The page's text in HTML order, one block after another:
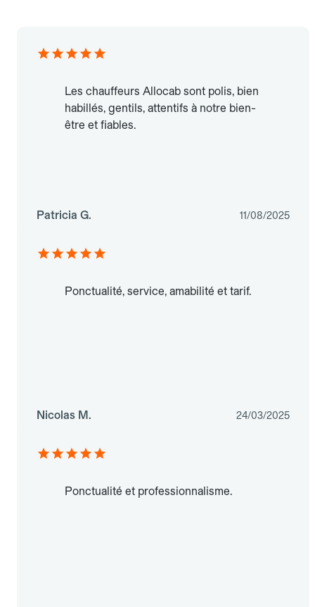
Les chauffeurs Allocab sont polis, bien
habillés, gentils, attentifs à notre bien-
être et fiables.
Patricia G. 11/08/2025
Ponctualité, service, amabilité et tarif.
Nicolas M. 24/03/2025
Ponctualité et professionnalisme.